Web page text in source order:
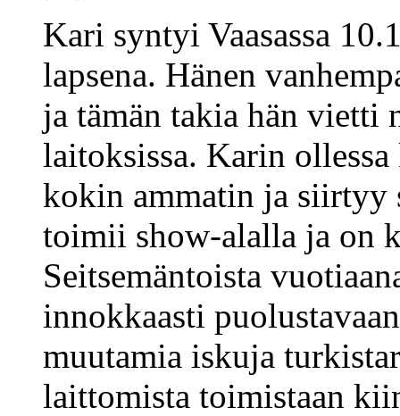
Kari syntyi Vaasassa
lapsena. Hänen
ja tämän takia hän vietti
laitoksissa. Karin
kokin ammatin ja siirtyy
toimii show-alalla ja on
Seitsemäntoista
innokkaasti
muutamia iskuja
laittomista toimistaan